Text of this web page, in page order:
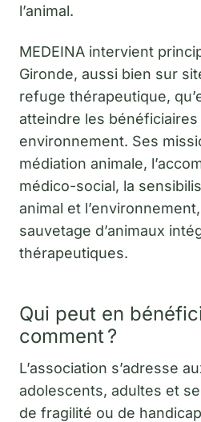
l’animal.
MEDEINA intervient
Gironde, aussi bien sur
refuge thérapeutique,
atteindre les
environnement. Ses
médiation animale,
médico-social, la
animal et
sauvetage d’animaux
thérapeutiques.
Qui peut en
comment ?
L’association s’adresse
adolescents, adultes et
de fragilité ou de